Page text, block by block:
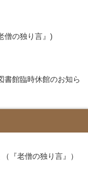
僧の独り言』)
館臨時休館のお知ら
『老僧の独り言』）